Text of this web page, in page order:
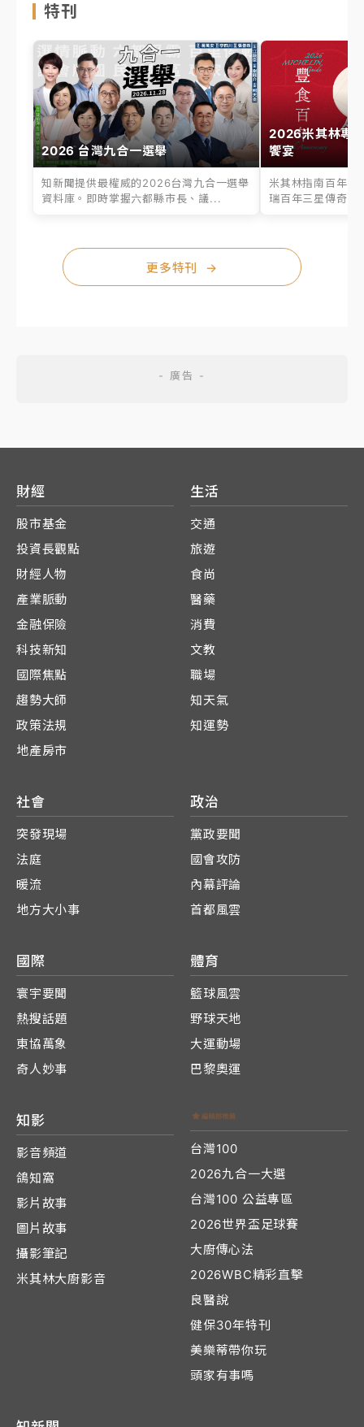
特刊
2026 台灣九合一選舉
知新聞提供最權威的2026台灣九合一選舉
資料庫。即時掌握六都縣市長、議...
2026米其林專
饗宴
米其林指南百年之
瑞百年三星傳奇、
更多特刊 →
財經
股市基金
投資長觀點
財經人物
產業脈動
金融保險
科技新知
國際焦點
趨勢大師
政策法規
地產房市
生活
交通
旅遊
食尚
醫藥
消費
文教
職場
知天氣
知運勢
社會
突發現場
法庭
暖流
地方大小事
政治
黨政要聞
國會攻防
內幕評論
首都風雲
國際
寰宇要聞
熱搜話題
東協萬象
奇人妙事
體育
籃球風雲
野球天地
大運動場
巴黎奧運
知影
影音頻道
鴿知窩
影片故事
圖片故事
攝影筆記
米其林大廚影音
台灣100
2026九合一大選
台灣100 公益專區
2026世界盃足球賽
大廚傳心法
2026WBC精彩直擊
良醫說
健保30年特刊
美樂蒂帶你玩
頭家有事嗎